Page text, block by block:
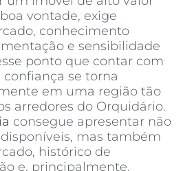
vontade, exige
conhecimento
e sensibilidade
ponto que contar com
confiança se torna
em uma região tão
arredores do Orquidário.
consegue apresentar não
mas também
histórico de
e, principalmente,